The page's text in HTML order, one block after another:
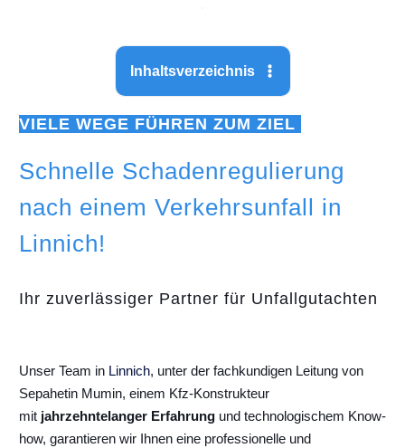
Inhaltsverzeichnis
VIELE WEGE FÜHREN ZUM ZIEL
Schnelle Schadenregulierung
nach einem Verkehrsunfall in
Linnich!
Ihr zuverlässiger Partner für Unfallgutachten
Unser Team in Linnich, unter der fachkundigen Leitung von
Sepahetin Mumin, einem Kfz-Konstrukteur
mit jahrzehntelanger Erfahrung und technologischem Know-
how, garantieren wir Ihnen eine professionelle und